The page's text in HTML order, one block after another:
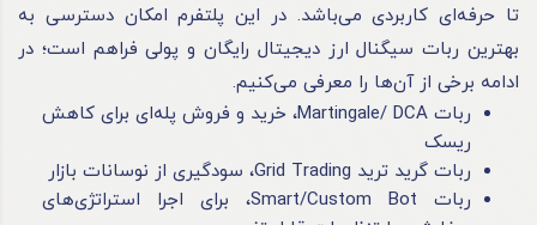
تا حرفه‌ای کاربردی می‌باشد. در این پلتفرم امکان دسترسی به
بهترین ربات سیگنال ارز دیجیتال رایگان و پولی فراهم است؛ در
ادامه برخی از آن‌ها را معرفی می‌کنیم.
ربات Martingale/ DCA، خرید و فروش پله‌ای برای کاهش
ریسک
ربات گرید ترید Grid Trading، سودگیری از نوسانات بازار
ربات Smart/Custom Bot، برای اجرا استراتژی‌های